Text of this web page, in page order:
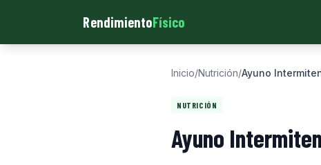
RendimientoFísico
Inicio/Nutrición/Ayuno
NUTRICIÓN
Ayuno